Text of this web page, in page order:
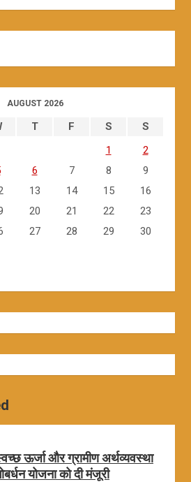
AUGUST 2026
T F S
S
1
2
6 7 8
9
13 14 15
16
20 21 22
23
27 28 29
30
ऊर्जा और ग्रामीण अर्थव्यवस्था
योजना को दी मंजूरी